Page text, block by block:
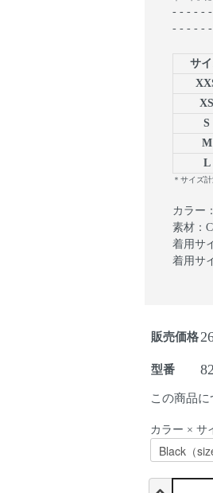
- - - - -
- - - - -
サ
XS
S
M
L
＊サイズ
カラー
素材：
着用サ
着用サ
販売価格
型番
この商品
カラー × サ